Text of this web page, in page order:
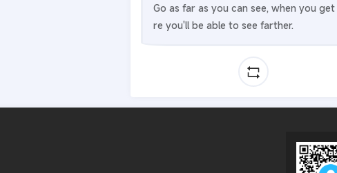
Go as far as you can see, when you
re you'll be able to see farther.